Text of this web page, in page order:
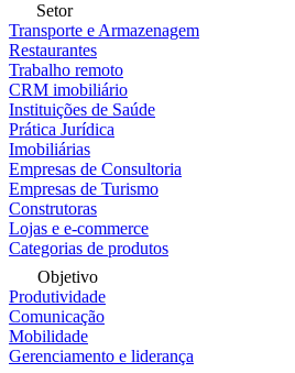
Setor
Transporte e Armazenagem
Restaurantes
Trabalho remoto
CRM imobiliário
Instituições de Saúde
Prática Jurídica
Imobiliárias
Empresas de Consultoria
Empresas de Turismo
Construtoras
Lojas e e-commerce
Categorias de produtos
Objetivo
Produtividade
Comunicação
Mobilidade
Gerenciamento e liderança